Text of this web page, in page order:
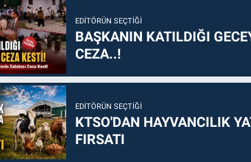
EDITÖRÜN SEÇTIĞI
BAŞKANIN KATILDIĞI
CEZA..!
EDITÖRÜN SEÇTIĞI
KTSO'DAN HAYVANCILIK
FIRSATI